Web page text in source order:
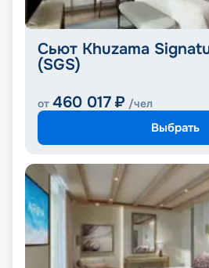
Сьют Khuzama
(SGS)
от 460 017 ₽ /чел
Выбрать